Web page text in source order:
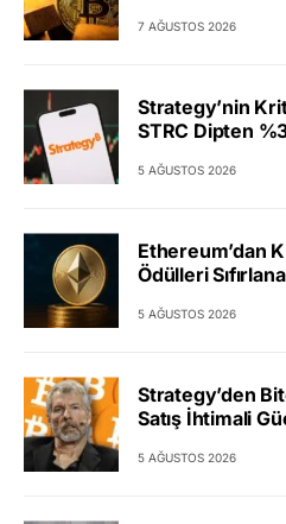
7 AĞUSTOS 2026
Strategy’nin
STRC Dipten
5 AĞUSTOS 2026
Ethereum’dan
Ödülleri
5 AĞUSTOS 2026
Strategy’den
Satış İhtimali
5 AĞUSTOS 2026